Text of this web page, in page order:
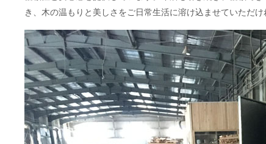
き、木の温もりと美しさをご日常生活に溶け込ませていただけ